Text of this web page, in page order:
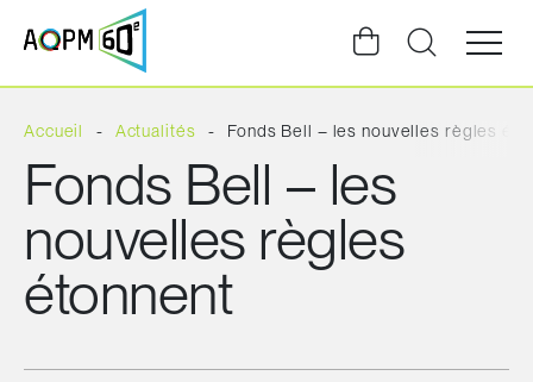
Ouvrir
la
du
Accueil Actualités Fonds Bell – les nouvelles règles
Fonds Bell – les
nouvelles règles
étonnent